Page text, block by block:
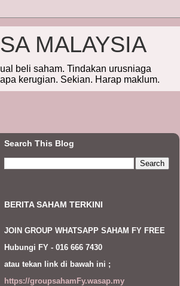
MALAYSIA
beli saham. Tindakan urusniaga
kerugian. Sekian. Harap maklum.
Search This Blog
BERITA SAHAM TERKINI
JOIN GROUP WHATSAPP SAHAM FY FREE
Hubungi FY - 016 666 7430
atau tekan link di bawah ini ;
https://groupsahamFy.wasap.my